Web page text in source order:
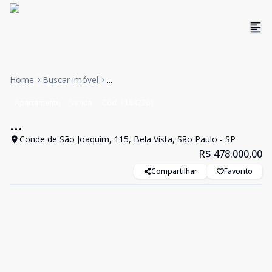
Home Buscar imóvel ...
...
Conde de São Joaquim, 115, Bela Vista, São Paulo - SP
R$ 478.000,00
Compartilhar Favorito